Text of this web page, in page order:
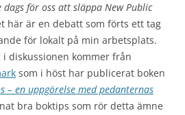
dags för oss att släppa New Public
här är en debatt som förts ett tag
för lokalt på min arbetsplats.
i diskussionen kommer från
som i höst har publicerat boken
– en uppgörelse med pedanternas
bra boktips som rör detta ämne